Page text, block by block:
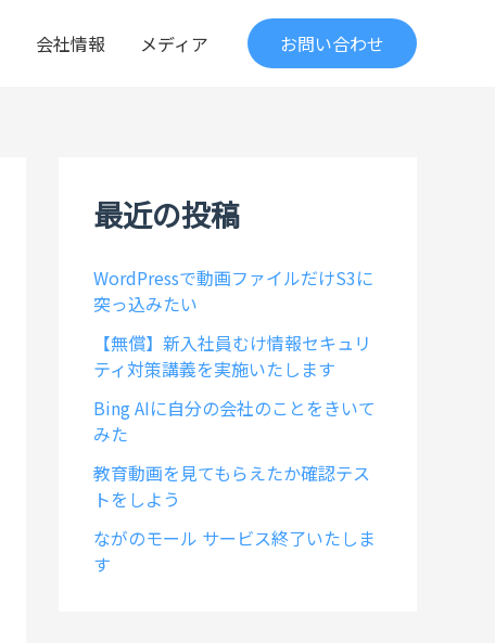
会社情報 メディア お問い合わせ
最近の投稿
WordPressで動画ファイルだけS3に
突っ込みたい
【無償】新入社員むけ情報セキュリ
ティ対策講義を実施いたします
Bing AIに自分の会社のことをきいて
みた
教育動画を見てもらえたか確認テス
トをしよう
ながのモール サービス終了いたしま
す